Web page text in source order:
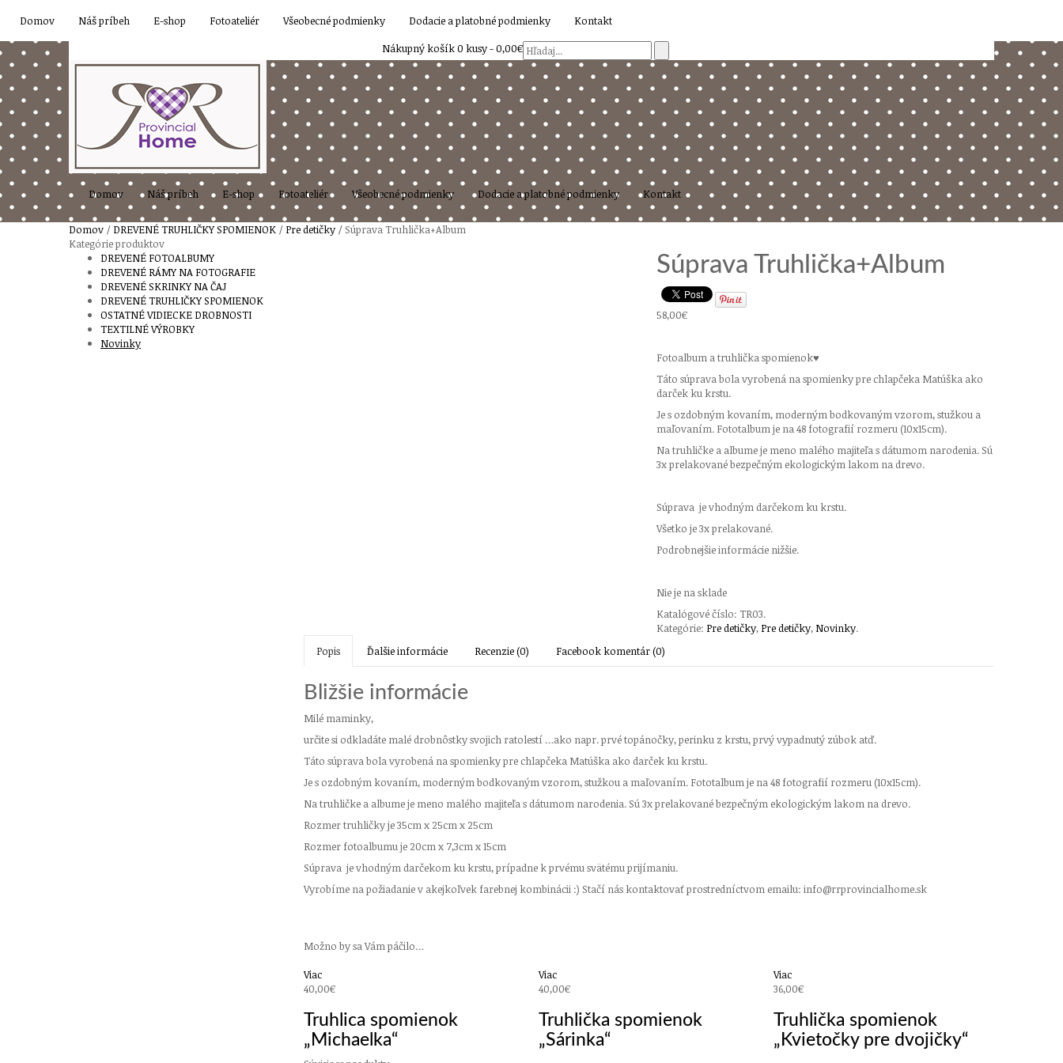
Domov Náš príbeh E-shop Fotoateliér Všeobecné podmienky Dodacie a platobné podmienky
Kontakt
Nákupný košík0 kusy -0,00€
Domov Náš príbeh E-shop Fotoateliér Všeobecné podmienky Dodacie a platobné podmienky Kontakt
Domov / DREVENÉ TRUHLIČKY SPOMIENOK / Pre detičky / Súprava Truhlička+Album
Súprava Truhlička+Album
58,00€
Fotoalbum a truhlička spomienok♥
Táto súprava bola vyrobená na spomienky pre chlapčeka Matúška ako
darček ku krstu.
Je s ozdobným kovaním, moderným bodkovaným vzorom, stužkou a
maľovaním. Fototalbum je na 48 fotografií rozmeru (10x15cm).
Na truhličke a albume je meno malého majiteľa s dátumom narodenia. Sú
3x prelakované bezpečným ekologickým lakom na drevo.
Súprava je vhodným darčekom ku krstu.
Všetko je 3x prelakované.
Podrobnejšie informácie nižšie.
Nie je na sklade
Katalógové číslo: TR03.
Kategórie: Pre detičky, Pre detičky, Novinky.
Popis
Ďalšie informácie Recenzie (0) Facebook komentár (0)
Bližšie informácie
Milé maminky,
určite si odkladáte malé drobnôstky svojich ratolestí …ako napr. prvé topánočky, perinku z krstu, prvý vypadnutý zúbok atď.
Táto súprava bola vyrobená na spomienky pre chlapčeka Matúška ako darček ku krstu.
Je s ozdobným kovaním, moderným bodkovaným vzorom, stužkou a maľovaním. Fototalbum je na 48 fotografií rozmeru (10x15cm).
Na truhličke a albume je meno malého majiteľa s dátumom narodenia. Sú 3x prelakované bezpečným ekologickým lakom na drevo.
Rozmer truhličky je 35cm x 25cm x 25cm
Rozmer fotoalbumu je 20cm x 7,3cm x 15cm
Súprava je vhodným darčekom ku krstu, prípadne k prvému svätému prijímaniu.
Vyrobíme na požiadanie v akejkoľvek farebnej kombinácii :) Stačí nás kontaktovať prostredníctvom emailu: info@rrprovincialhome.sk
Možno by sa Vám páčilo…
Viac
40,00€
Truhlica spomienok
„Michaelka“
Viac
40,00€
Truhlička spomienok
„Sárinka“
Viac
36,00€
Truhlička spomienok
„Kvietočky pre dvojičky“
Kategórie produktov
DREVENÉ FOTOALBUMY
DREVENÉ RÁMY NA FOTOGRAFIE
DREVENÉ SKRINKY NA ČAJ
DREVENÉ TRUHLIČKY SPOMIENOK
OSTATNÉ VIDIECKE DROBNOSTI
TEXTILNÉ VÝROBKY
Novinky